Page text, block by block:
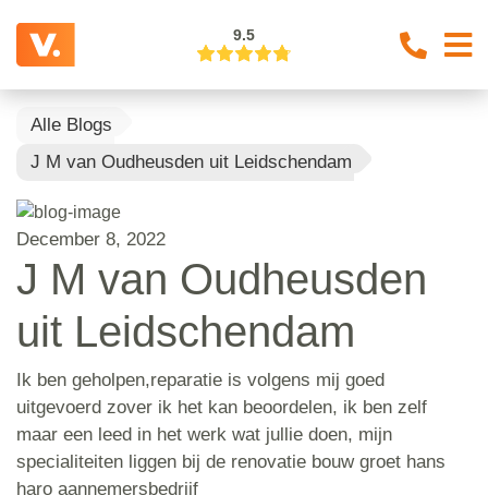
9.5
Alle Blogs
J M van Oudheusden uit Leidschendam
December 8, 2022
J M van Oudheusden
uit Leidschendam
Ik ben geholpen,reparatie is volgens mij goed
uitgevoerd zover ik het kan beoordelen, ik ben zelf
maar een leed in het werk wat jullie doen, mijn
specialiteiten liggen bij de renovatie bouw groet hans
haro aannemersbedrijf